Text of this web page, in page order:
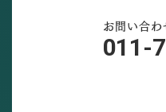
お問い合わ
011-